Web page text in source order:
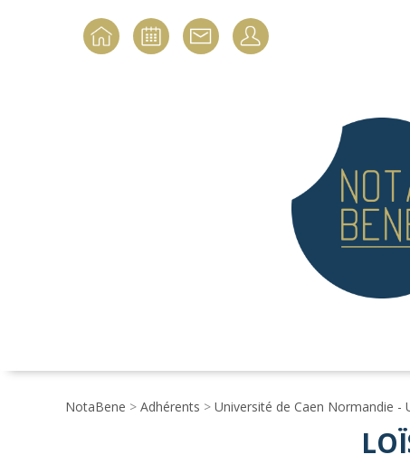
NotaBene > Adhérents > Université de Caen Normandie -